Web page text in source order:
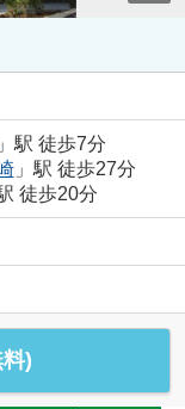
駅 徒歩7分
」駅 徒歩27分
徒歩20分
)